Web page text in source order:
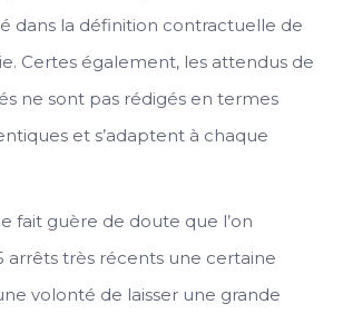
dans la définition contractuelle de
Certes également, les attendus de
ne sont pas rédigés en termes
et s’adaptent à chaque
fait guère de doute que l’on
arrêts très récents une certaine
volonté de laisser une grande